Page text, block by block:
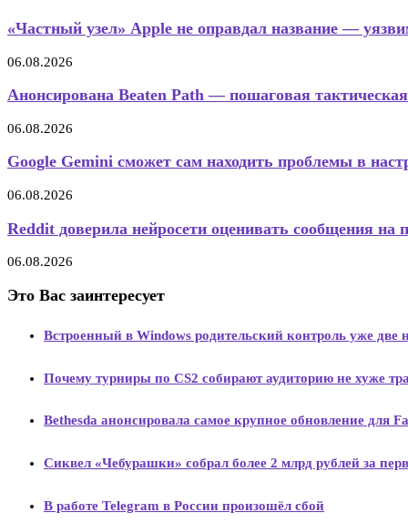
«Частный узел» Apple не оправдал название —
06.08.2026
Анонсирована Beaten Path — пошаговая
06.08.2026
Google Gemini сможет сам находить проблемы в
06.08.2026
Reddit доверила нейросети оценивать сообщения на
06.08.2026
Это Вас заинтересует
Встроенный в Windows родительский контроль уже две
Почему турниры по CS2 собирают аудиторию не хуже
Bethesda анонсировала самое крупное обновление для
Сиквел «Чебурашки» собрал более 2 млрд рублей за
В работе Telegram в России произошёл сбой